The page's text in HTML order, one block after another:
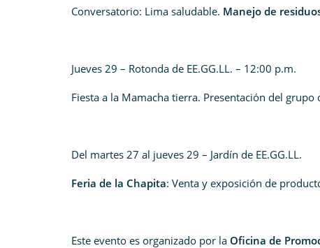
Conversatorio: Lima saludable. Manejo de
Jueves 29 – Rotonda de EE.GG.LL. – 12:00 p.m.
Fiesta a la Mamacha tierra. Presentación del
Del martes 27 al jueves 29 – Jardín de EE.GG.LL.
Feria de la Chapita: Venta y exposición de
Este evento es organizado por la Oficina de